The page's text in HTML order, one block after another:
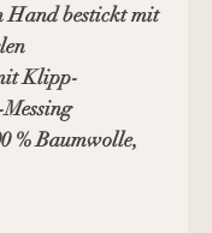
Hand bestickt mit
Klipp-
% Baumwolle,